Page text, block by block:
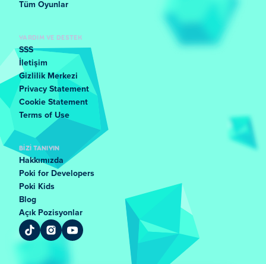
Tüm Oyunlar
YARDIM VE DESTEK
SSS
İletişim
Gizlilik Merkezi
Privacy Statement
Cookie Statement
Terms of Use
BIZI TANIYIN
Hakkımızda
Poki for Developers
Poki Kids
Blog
Açık Pozisyonlar